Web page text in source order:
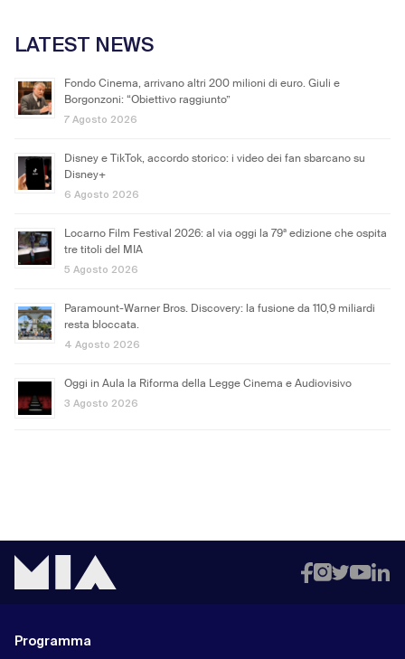
LATEST NEWS
Fondo Cinema, arrivano altri 200 milioni di euro. Giuli e
Borgonzoni: “Obiettivo raggiunto”
7 Agosto 2026
Disney e TikTok, accordo storico: i video dei fan sbarcano su
Disney+
6 Agosto 2026
Locarno Film Festival 2026: al via oggi la 79ª edizione che ospita
tre titoli del MIA
5 Agosto 2026
Paramount-Warner Bros. Discovery: la fusione da 110,9 miliardi
resta bloccata.
4 Agosto 2026
Oggi in Aula la Riforma della Legge Cinema e Audiovisivo
3 Agosto 2026
Programma